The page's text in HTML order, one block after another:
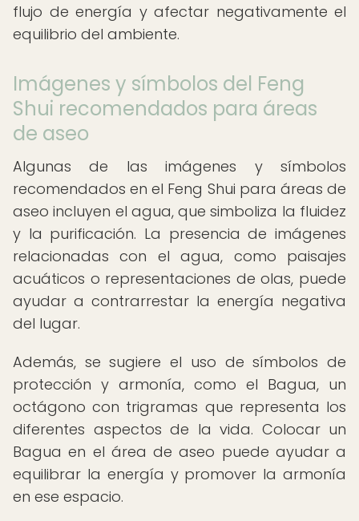
flujo de energía y afectar negativamente el
equilibrio del ambiente.
Imágenes y símbolos del Feng
Shui recomendados para áreas
de aseo
Algunas de las imágenes y símbolos
recomendados en el Feng Shui para áreas de
aseo incluyen el agua, que simboliza la fluidez
y la purificación. La presencia de imágenes
relacionadas con el agua, como paisajes
acuáticos o representaciones de olas, puede
ayudar a contrarrestar la energía negativa
del lugar.
Además, se sugiere el uso de símbolos de
protección y armonía, como el Bagua, un
octágono con trigramas que representa los
diferentes aspectos de la vida. Colocar un
Bagua en el área de aseo puede ayudar a
equilibrar la energía y promover la armonía
en ese espacio.